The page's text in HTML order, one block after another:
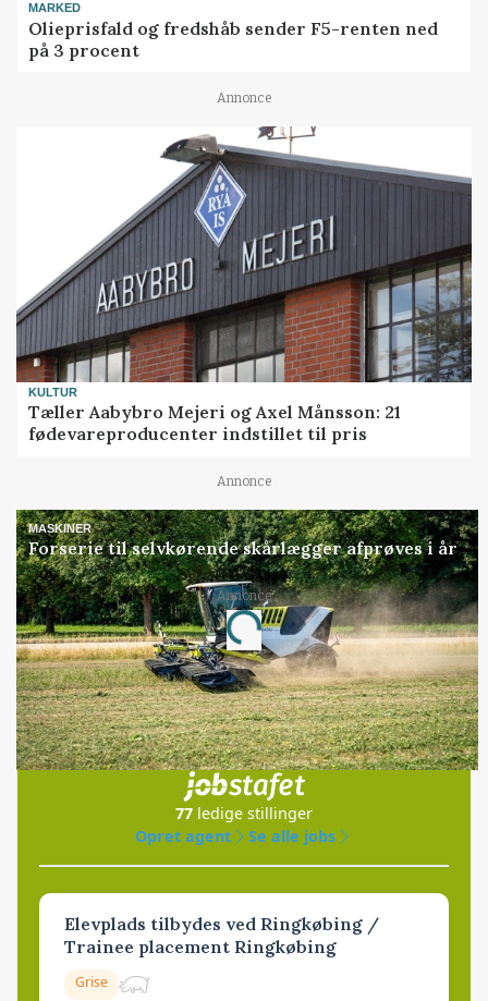
MARKED
Olieprisfald og fredshåb sender F5-renten ned
på 3 procent
Annonce
KULTUR
Tæller Aabybro Mejeri og Axel Månsson: 21
fødevareproducenter indstillet til pris
Annonce
MASKINER
Forserie til selvkørende skårlægger afprøves i år
Annonce
Loading...
Jobs
i samarbejde med
77 ledige stillinger
Opret agent
Se alle jobs
Elevplads tilbydes ved Ringkøbing /
Trainee placement Ringkøbing
Grise